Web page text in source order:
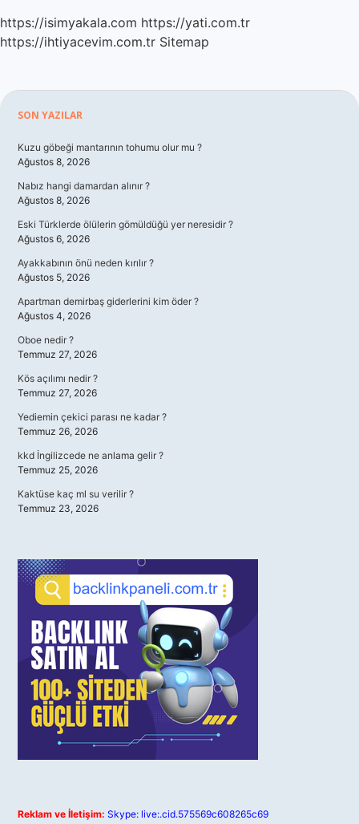
https://isimyakala.com https://yati.com.tr
https://ihtiyacevim.com.tr Sitemap
Sidebar
SON YAZILAR
Kuzu göbeği mantarının tohumu olur mu ?
Ağustos 8, 2026
Nabız hangi damardan alınır ?
Ağustos 8, 2026
Eski Türklerde ölülerin gömüldüğü yer neresidir ?
Ağustos 6, 2026
Ayakkabının önü neden kırılır ?
Ağustos 5, 2026
Apartman demirbaş giderlerini kim öder ?
Ağustos 4, 2026
Oboe nedir ?
Temmuz 27, 2026
Kös açılımı nedir ?
Temmuz 27, 2026
Yediemin çekici parası ne kadar ?
Temmuz 26, 2026
kkd İngilizcede ne anlama gelir ?
Temmuz 25, 2026
Kaktüse kaç ml su verilir ?
Temmuz 23, 2026
Reklam ve İletişim: Skype: live:.cid.575569c608265c69